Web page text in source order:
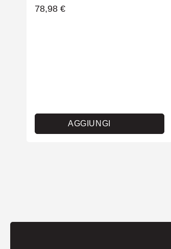
78,98 €
AGGIUNGI